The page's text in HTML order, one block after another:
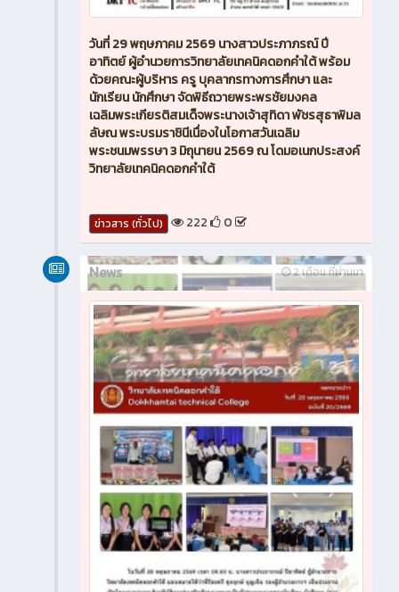
วันที่ 29 พฤษภาคม 2569 นางสาวประภาภรณ์ ปี
อาทิตย์ ผู้อำนวยการวิทยาลัยเทคนิคดอกคำใต้ พร้อม
ด้วยคณะผู้บริหาร ครู บุคลากรทางการศึกษา และ
นักเรียน นักศึกษา จัดพิธีถวายพระพรชัยมงคล
เฉลิมพระเกียรติสมเด็จพระนางเจ้าสุทิดา พัชรสุธาพิมล
ลัษณ พระบรมราชินีเนื่องในโอกาสวันเฉลิม
พระชนมพรรษา 3 มิถุนายน 2569 ณ โดมอเนกประสงค์
วิทยาลัยเทคนิคดอกคำใต้
ข่าวสาร (ทั่วไป) 222 0
2 เดือน ที่ผ่านมา
News